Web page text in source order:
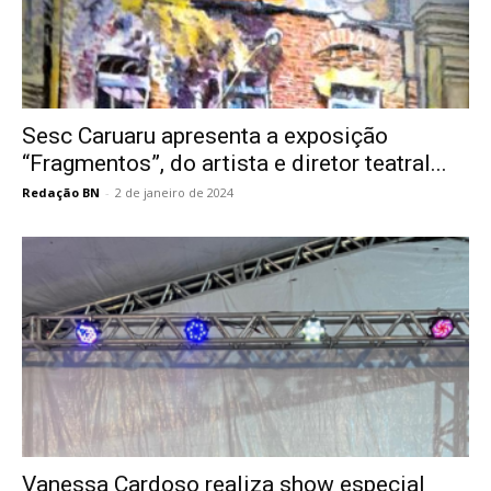
Sesc Caruaru apresenta a exposição
“Fragmentos”, do artista e diretor teatral...
Redação BN - 2 de janeiro de 2024
Vanessa Cardoso realiza show especial